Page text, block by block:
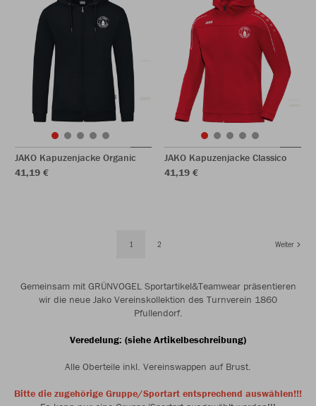
JAKO Kapuzenjacke Organic
41,19 €
JAKO Kapuzenjacke Classico
41,19 €
1 2 Weiter
Gemeinsam mit GRÜNVOGEL Sportartikel&Teamwear präsentieren
wir die neue Jako Vereinskollektion des Turnverein 1860
Pfullendorf.
Veredelung: (siehe Artikelbeschreibung)
Alle Oberteile inkl. Vereinswappen auf Brust.
Bitte die zugehörige Gruppe/Sportart entsprechend auswählen!!!